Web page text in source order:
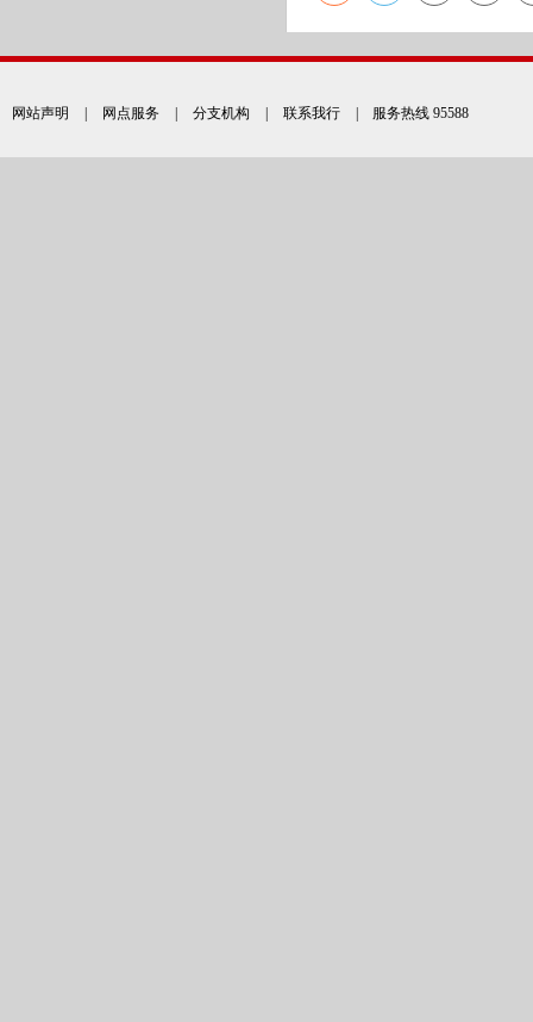
网站声明 网点服务 分支机构 联系我行 | 服务热线 95588